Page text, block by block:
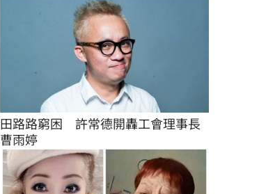
田路路窮困　許常德開轟工會理事長
曹雨婷